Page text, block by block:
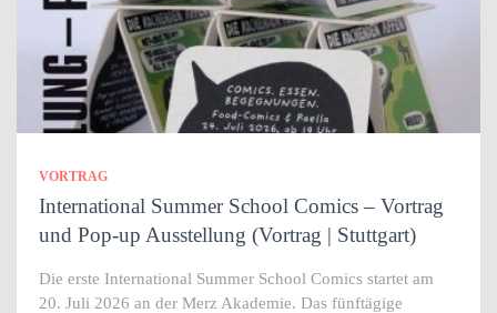
VORTRAG
International Summer School Comics – Vortrag
und Pop-up Ausstellung (Vortrag | Stuttgart)
Die erste International Summer School Comics startet am
20. Juli 2026 an der Merz Akademie. Das fünftägige